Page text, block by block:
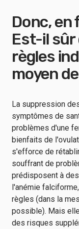
Donc, en
Est-il sûr
règles
moyen
La suppression
symptômes de
problèmes d'une
bienfaits de
s'efforce de
souffrant de
prédisposent à
l'anémie
règles (dans la
possible). Mais
des risques